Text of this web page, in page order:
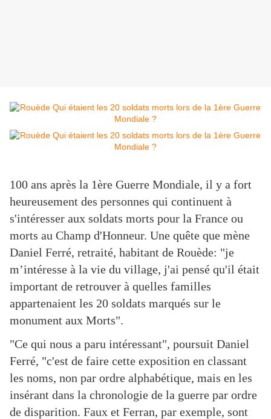
100 ans après la 1ère Guerre Mondiale, il y a fort
heureusement des personnes qui continuent à
s'intéresser aux soldats morts pour la France ou
morts au Champ d'Honneur. Une quête que mène
Daniel Ferré, retraité, habitant de Rouède: "je
m’intéresse à la vie du village, j'ai pensé qu'il était
important de retrouver à quelles familles
appartenaient les 20 soldats marqués sur le
monument aux Morts".
"Ce qui nous a paru intéressant", poursuit Daniel
Ferré, "c'est de faire cette exposition en classant
les noms, non par ordre alphabétique, mais en les
insérant dans la chronologie de la guerre par ordre
de disparition. Faux et Ferran, par exemple, sont